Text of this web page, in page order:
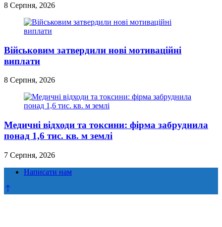
8 Серпня, 2026
Військовим затвердили нові мотиваційні
виплати
8 Серпня, 2026
Медичні відходи та токсини: фірма забруднила
понад 1,6 тис. кв. м землі
7 Серпня, 2026
Написати нам
Прокрутка
до